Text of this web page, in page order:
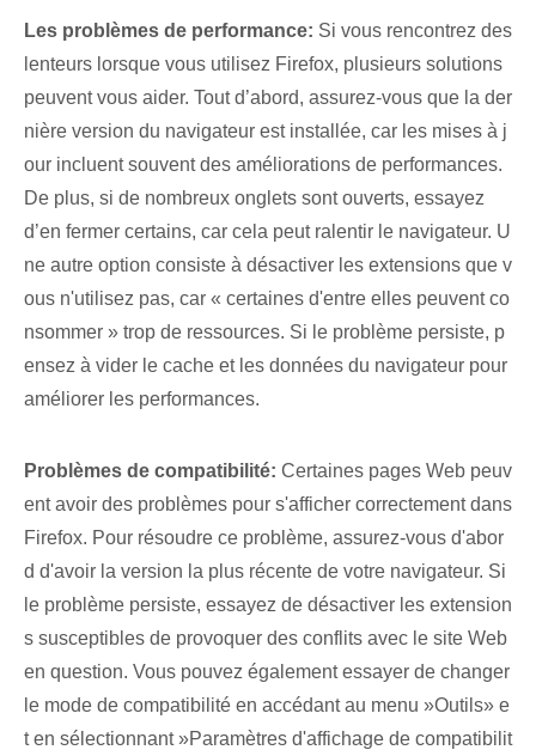
Les problèmes de performance: Si vous rencontrez des
lenteurs lorsque vous utilisez Firefox, plusieurs solutions
peuvent vous aider. Tout d’abord, assurez-vous que la der
nière version du navigateur est installée, car les mises à j
our incluent souvent des améliorations de performances.
De plus, si de nombreux onglets sont ouverts, essayez
d’en fermer certains, car cela peut ralentir le navigateur. U
ne autre option consiste à désactiver⁤ les extensions que v
ous n'utilisez pas, car « certaines d'entre elles peuvent co
nsommer » trop de ressources. ‌Si le problème persiste, p
ensez à vider le cache et les données du navigateur pour
améliorer les performances.
Problèmes de compatibilité: Certaines pages Web peuv
ent avoir des problèmes pour s'afficher correctement dans
Firefox. Pour résoudre ce problème, assurez-vous d'abor
d d'avoir la version la plus récente de votre navigateur. Si
le problème persiste, essayez de désactiver les extension
s susceptibles de provoquer des conflits avec le site Web
en question. Vous pouvez également essayer de changer
le mode de compatibilité en accédant au menu ⁢»Outils» ‌e
t en sélectionnant ⁤»Paramètres d'affichage de compatibilit